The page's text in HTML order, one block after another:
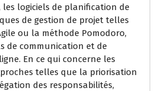
les logiciels de planification de
de gestion de projet telles
ou la méthode Pomodoro,
de communication et de
En ce qui concerne les
telles que la priorisation
des responsabilités,